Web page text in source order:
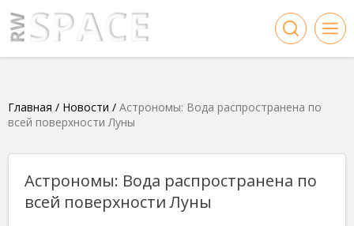
Главная / Новости / Астрономы: Вода распространена по
всей поверхности Луны
Астрономы: Вода распространена по
всей поверхности Луны